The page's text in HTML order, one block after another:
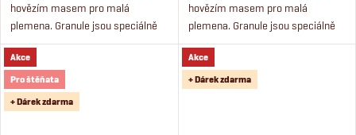
hovězím masem pro malá
plemena. Granule jsou speciálně
uzpůsobeny pro malé psy,
obsahují čerstvé maso a jsou bez
obilovin.
hovězím masem pro malá
plemena. Granule jsou speciálně
uzpůsobeny pro malé psy,
obsahují čerstvé maso a jsou bez
obilovin.
Akce
Pro štěňata
+ Dárek zdarma
Akce
+ Dárek zdarma